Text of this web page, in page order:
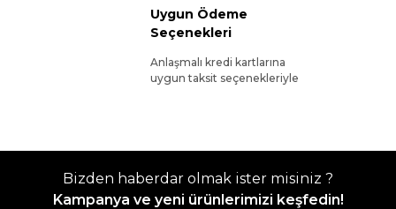
Uygun Ödeme
Seçenekleri
Anlaşmalı kredi kartlarına
uygun taksit seçenekleriyle
Bizden haberdar olmak ister misiniz ?
Kampanya ve yeni ürünlerimizi keşfedin!